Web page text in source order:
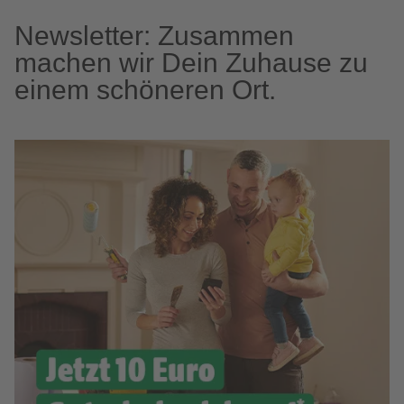
Newsletter: Zusammen
machen wir Dein Zuhause zu
einem schöneren Ort.